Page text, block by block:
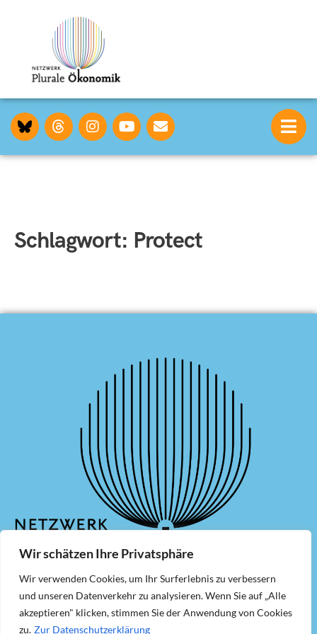
Wir schätzen Ihre Privatsphäre
Wir verwenden Cookies, um Ihr Surferlebnis zu verbessern
und unseren Datenverkehr zu analysieren. Wenn Sie auf „Alle
akzeptieren" klicken, stimmen Sie der Anwendung von Cookies
zu. Zur Datenschutzerklärung
Schlagwort: Protect
Mitglied werden
Newsletter